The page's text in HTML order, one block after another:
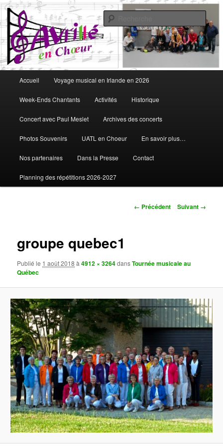
Aller
au
contenu
principalAvrillé en Choeur
Vous aimez chanter, Avrillé en Choeur est fait pour vous
principal
Accueil Voyage musical en Irlande en 2026
Week-Ends Chantants Activités Historique
Concert avec Paul Meslet Archives des concerts
Photos Souvenirs UATL en Choeur En savoir plus…
Nos partenaires Dans la Presse Contact
Planning des répétitions 2026-2027
Navigation
← Précédent Suivant →
groupe quebec1
Publié le 1 août 2018 à4912 × 3264dansTournée musicale au
Québec